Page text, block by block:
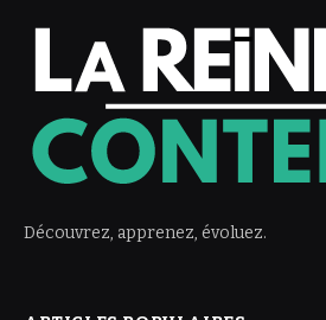
Découvrez, apprenez, évoluez.